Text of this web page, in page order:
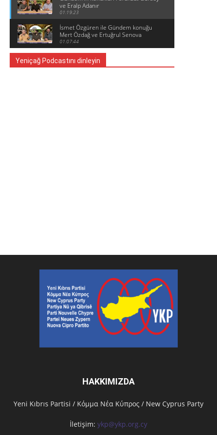
ve Eralp Adanır
01:19:23
İsmet Özgüren ile Gündem konuğu
Mert Özdağ ve Ertuğrul Senova
01:07:44
Yeniçağ Podcastını dinleyin
HAKKIMIZDA
Υeni Kıbrıs Partisi / Κόμμα Νέα Κύπρος / New Cyprus Party
İletişim: ykp@ykp.org.cy